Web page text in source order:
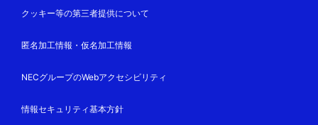
クッキー等の第三者提供について
匿名加工情報・仮名加工情報
NECグループのWebアクセシビリティ
情報セキュリティ基本方針